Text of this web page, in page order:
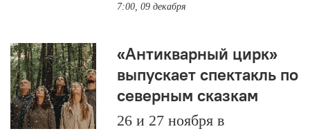
7:00, 09 декабря
«Антикварный цирк»
выпускает спектакль по
северным сказкам
26 и 27 ноября в